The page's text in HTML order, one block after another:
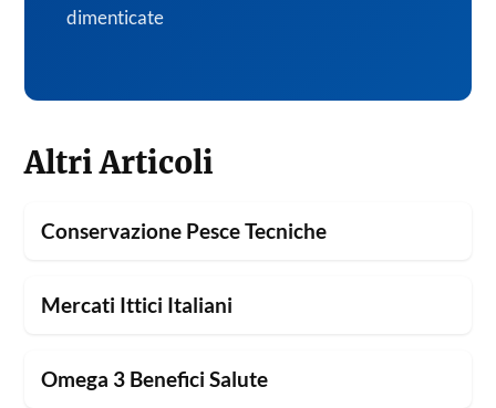
dimenticate
Altri Articoli
Conservazione Pesce Tecniche
Mercati Ittici Italiani
Omega 3 Benefici Salute